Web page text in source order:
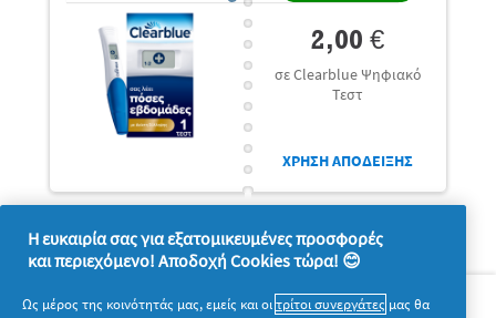
2,00 €
σε Clearblue Ψηφιακό
Τεστ
ΧΡΗΣΗ ΑΠΟΔΕΙΞΗΣ
Σχετικά με την P&G
Η ευκαιρία σας για εξατομικευμένες προσφορές
και περιεχόμενο! Αποδοχή Cookies τώρα! 😊
Ως μέρος της κοινότητάς μας, εμείς και οιτρίτοι συνεργάτες μας θα